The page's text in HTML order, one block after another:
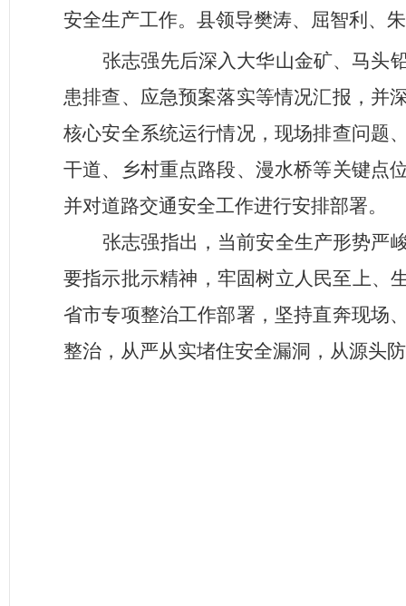
安全生产工作。县领导樊涛、屈智利、
张志强先后深入大华山金矿、马头
患排查、应急预案落实等情况汇报，并
核心安全系统运行情况，现场排查问题
干道、乡村重点路段、漫水桥等关键点
并对道路交通安全工作进行安排部署。
张志强指出，当前安全生产形势严
要指示批示精神，牢固树立人民至上、
省市专项整治工作部署，坚持直奔现场
整治，从严从实堵住安全漏洞，从源头